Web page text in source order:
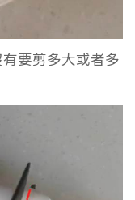
要剪多大或者多